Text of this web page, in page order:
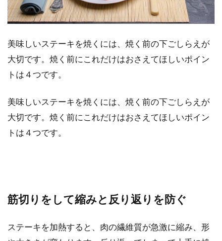
美味しいステーキを焼くには、焼く前の下ごしらえが
大切です。焼く前にこれだけはおさえてほしいポイン
トは４つです。
美味しいステーキを焼くには、焼く前の下ごしらえが
大切です。焼く前にこれだけはおさえてほしいポイン
トは４つです。
筋切りをして縮みと反り返りを防ぐ
ステーキを加熱すると、肉の繊維質が急激に縮み、形